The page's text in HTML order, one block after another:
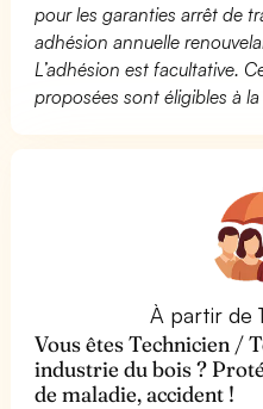
pour les garanties arrêt de
adhésion annuelle
L’adhésion est facultative.
proposées sont éligibles à
À partir de
Vous êtes Technicien /
industrie du bois ?
de maladie, accident !